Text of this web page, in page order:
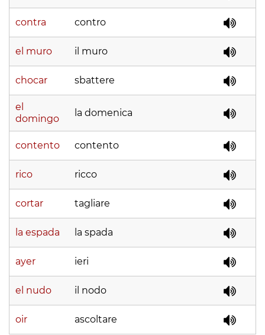
contra contro
el muro il muro
chocar sbattere
el
domingo
la domenica
contento contento
rico ricco
cortar tagliare
la espada la spada
ayer ieri
el nudo il nodo
oir ascoltare